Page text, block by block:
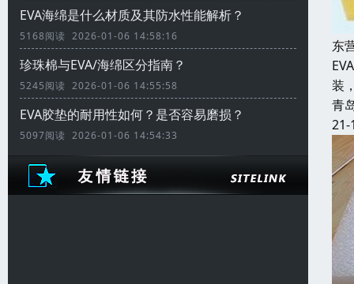
EVA海绵是什么材质及其防水性能解析？
5168阅读 2026-01-06 14:58:16
珍珠棉与EVA/海绵区分指南？
5245阅读 2026-01-06 14:55:58
EVA胶垫的耐用性如何？是否容易磨损？
5097阅读 2026-01-06 14:54:33
东
装
青
21-